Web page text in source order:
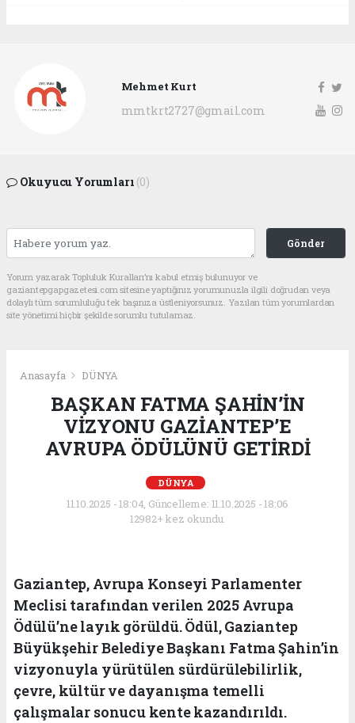
Mehmet Kurt
mmtkrt2727@gmail.com
Okuyucu Yorumları (0)
Gönder
Yorum yazarak Topluluk Kuralları’nı kabul etmiş bulunuyor ve
gaziantepgapgazetesi.com sitesine yaptığınız yorumunuzla ilgili doğrudan veya
dolaylı tüm sorumluluğu tek başınıza üstleniyorsunuz. Yazılan tüm yorumlardan
site yönetimi hiçbir şekilde sorumlu tutulamaz.
Anasayfa DÜNYA
BAŞKAN FATMA ŞAHİN’İN
VİZYONU GAZİANTEP’E
AVRUPA ÖDÜLÜNÜ GETİRDİ
DÜNYA
11.10.2025 - 18:04, Güncelleme: 11.10.2025 - 18:06
12982+ kez okundu.
Gaziantep, Avrupa Konseyi Parlamenter
Meclisi tarafından verilen 2025 Avrupa
Ödülü’ne layık görüldü. Ödül, Gaziantep
Büyükşehir Belediye Başkanı Fatma Şahin’in
vizyonuyla yürütülen sürdürülebilirlik,
çevre, kültür ve dayanışma temelli
çalışmalar sonucu kente kazandırıldı.